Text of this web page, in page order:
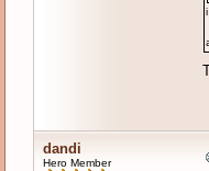
dandi
Hero Member